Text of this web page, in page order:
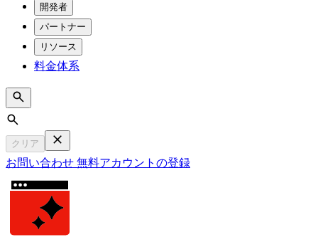
開発者
パートナー
リソース
料金体系
Search
クリア
お問い合わせ 無料アカウントの登録